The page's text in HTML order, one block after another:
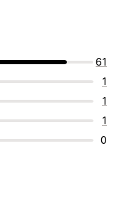
61
1
1
1
0